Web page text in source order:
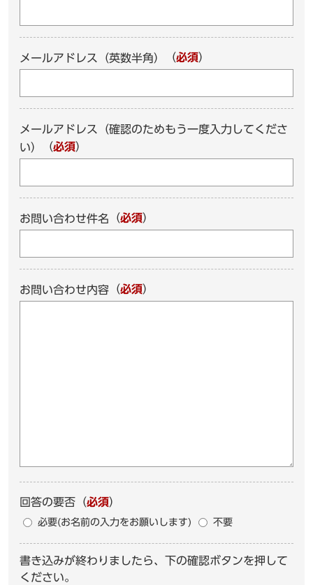
メールアドレス（英数半角） （必須）
メールアドレス（確認のためもう一度入力してくださ
い）
（必須）
お問い合わせ件名 （必須）
お問い合わせ内容 （必須）
回答の要否 （必須）
必要(お名前の入力をお願いします) 不要
書き込みが終わりましたら、下の確認ボタンを押して
ください。